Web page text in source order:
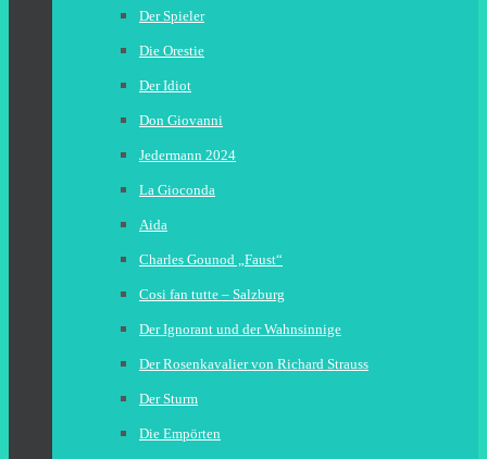
Der Spieler
Die Orestie
Der Idiot
Don Giovanni
Jedermann 2024
La Gioconda
Aida
Charles Gounod „Faust“
Cosi fan tutte – Salzburg
Der Ignorant und der Wahnsinnige
Der Rosenkavalier von Richard Strauss
Der Sturm
Die Empörten